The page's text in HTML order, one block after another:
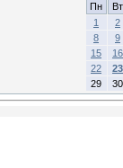
Пн
Вт
1
2
8
9
15
16
22
23
29
30